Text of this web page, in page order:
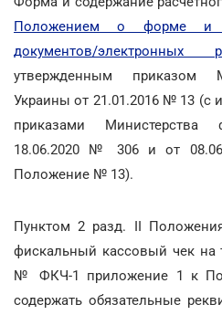
Положением о форме и
документов/электронных
утвержденным приказом
Украины от 21.01.2016 № 13 (с
приказами
18.06.2020 № 306 и от
Положение № 13).
Пунктом 2 разд. ІІ
фискальный кассовый чек на
№ ФКЧ-1 приложение 1 к
содержать обязательные